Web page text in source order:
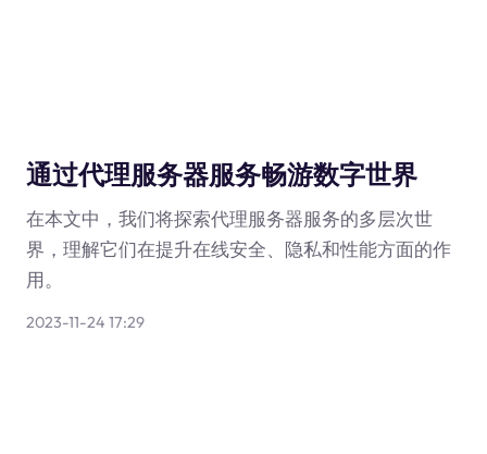
通过代理服务器服务畅游数字世界
在本文中，我们将探索代理服务器服务的多层次世
界，理解它们在提升在线安全、隐私和性能方面的作
用。
2023-11-24 17:29